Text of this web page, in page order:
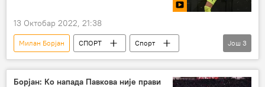
13 Октобар 2022, 21:38
Милан Борјан СПОРТ
Спорт
Фудбал
ФК Црвена звезда
Видео-клуб
Још 3
Борјан: Ко напада Павкова није прави